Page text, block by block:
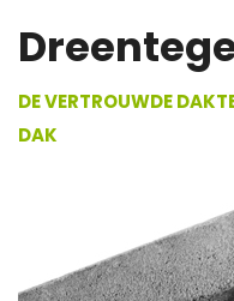
DE VERTROUWDE
DAK